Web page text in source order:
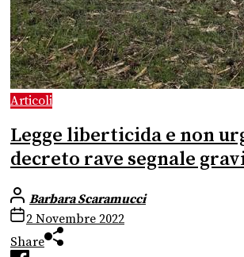
Articoli
Legge liberticida e non
decreto rave segnale
Barbara Scaramucci
2 Novembre 2022
Share